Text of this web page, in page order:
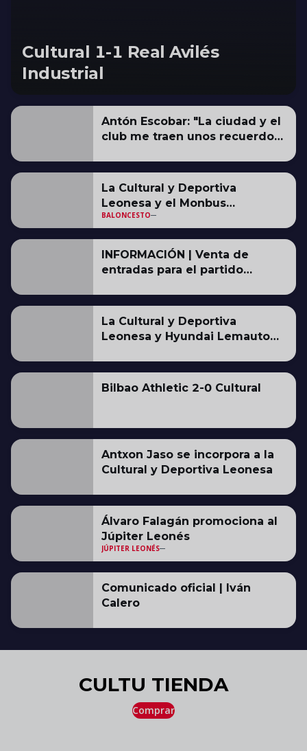
Cultural 1-1 Real Avilés
Industrial
Antón Escobar: "La ciudad y el
club me traen unos recuerdos
La Cultural y Deportiva
Leonesa y el Monbus
Obradoiro acuerdan la cesión
BALONCESTO
INFORMACIÓN | Venta de
entradas para el partido
La Cultural y Deportiva
Leonesa y Hyundai Lemauto
Bilbao Athletic 2-0 Cultural
Antxon Jaso se incorpora a la
Cultural y Deportiva Leonesa
Álvaro Falagán promociona al
Júpiter Leonés
JÚPITER LEONÉS
Comunicado oficial | Iván
Calero
CULTU TIENDA
Comprar